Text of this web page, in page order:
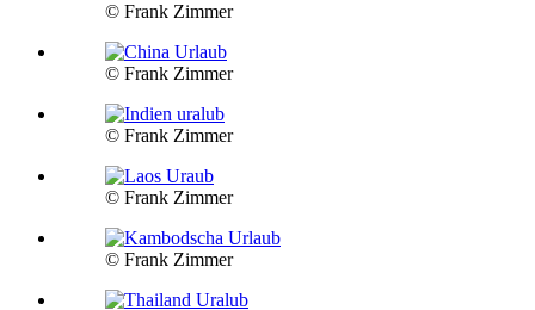
© Frank Zimmer
© Frank Zimmer
© Frank Zimmer
© Frank Zimmer
© Frank Zimmer